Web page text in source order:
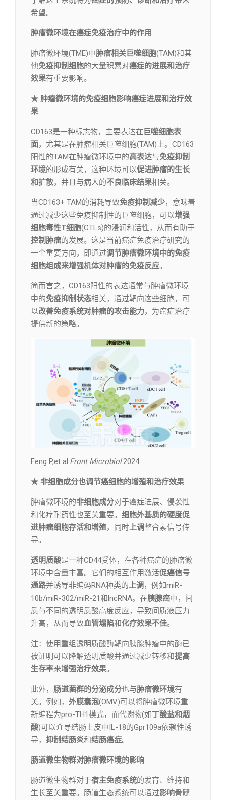
希望。
肿瘤微环境在癌症免疫治疗中的作用
肿瘤微环境(TME)中肿瘤相关巨噬细胞(TAM)和其
他免疫抑制细胞的大量积累对癌症的进展和治疗
效果有重要影响。
★ 肿瘤微环境的免疫细胞影响癌症进展和治疗效
果
CD163是一种标志物，主要表达在 巨噬细胞表
面，尤其是在肿瘤相关巨噬细胞(TAM)上。CD163
阳性的TAM在肿瘤微环境中的高表达与免疫抑制
环境的形成有关，这种环境可以促进肿瘤的生长
和扩散，并且与病人的不良临床结果相关。
当CD163+ TAM的消耗导致免疫抑制减少，意味着
通过减少这些免疫抑制性的巨噬细胞，可以增强
细胞毒性T细胞(CTLs)的浸润和活性，从而有助于
控制肿瘤的发展。这是当前癌症免疫治疗研究的
一个重要方向，即通过调节肿瘤微环境中的免疫
细胞组成来增强机体对肿瘤的免疫反应。
简而言之，CD163阳性的表达通常与肿瘤微环境
中的免疫抑制状态相关，通过靶向这些细胞，可
以改善免疫系统对肿瘤的攻击能力，为癌症治疗
提供新的策略。
Feng P,et al.Front Microbiol.2024
★ 非细胞成分也调节癌细胞的增殖和治疗效果
肿瘤微环境的非细胞成分对于癌症进展、侵袭性
和化疗耐药性也至关重要。 细胞外基质的硬度促
进肿瘤细胞存活和增殖，同时上调整合素信号传
导。
透明质酸是一种CD44受体，在各种癌症的肿瘤微
环境中含量丰富。它们的相互作用激活促癌信号
通路并诱导非编码RNA种类的上调 ，例如miR-
10b/miR-302/miR-21和lncRNA。在胰腺癌中，间
质与不同的透明质酸高度反应，导致间质液压力
升高，从而导致血管塌陷和化疗效果不佳。
注：使用重组透明质酸酶靶向胰腺肿瘤中的酶已
被证明可以降解透明质酸并通过减少转移和提高
生存率来增强治疗效果。
此外， 肠道菌群的分泌成分也与肿瘤微环境有
关。例如， 外膜囊泡(OMV)可以将肿瘤微环境重
新编程为pro-TH1模式，而代谢物(如丁酸盐和烟
酸)可以介导结肠上皮中IL-18的Gpr109a依赖性诱
导， 抑制结肠炎和结肠癌症。
肠道微生物群对肿瘤微环境的影响
肠道微生物群对于宿主免疫系统的发育、维持和
生长至关重要。肠道生态系统可以通过影响骨髓